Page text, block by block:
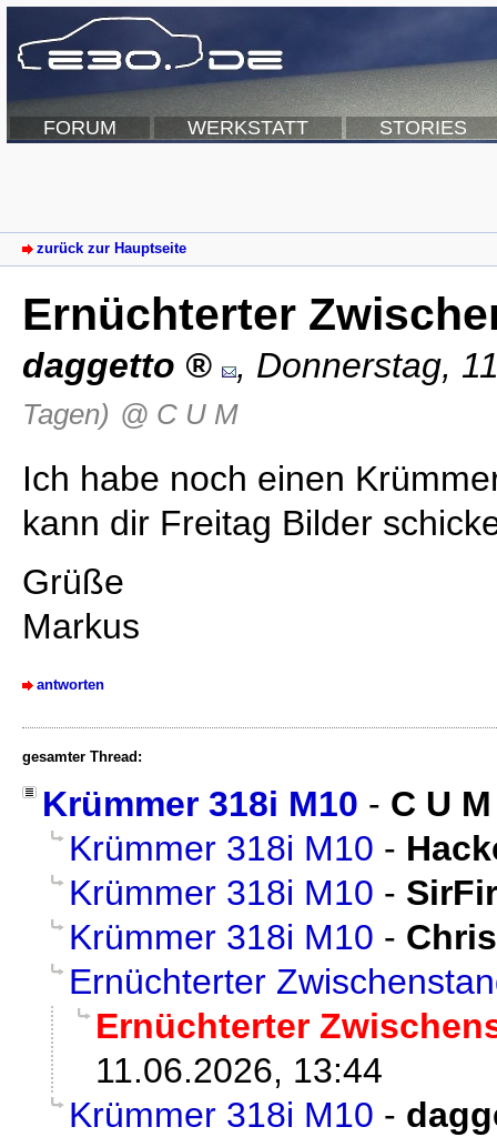
FORUM WERKSTATT STORIES
zurück zur Hauptseite
Ernüchterter
daggetto , Donnerstag,
Tagen) @ C U M
Ich habe noch einen
kann dir Freitag Bilder
Grüße
Markus
antworten
gesamter Thread:
Krümmer 318i M10 - C U M
Krümmer 318i M10 -
Krümmer 318i M10 -
Krümmer 318i M10 -
Ernüchterter
Ernüchterter
11.06.2026, 13:44
Krümmer 318i M10 -